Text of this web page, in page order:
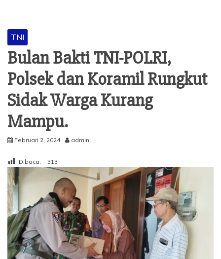
BERITA
TNI
Bulan Bakti TNI-POLRI,
Polsek dan Koramil Rungkut
Sidak Warga Kurang
Mampu.
Februari 2, 2024 admin
Dibaca: 313